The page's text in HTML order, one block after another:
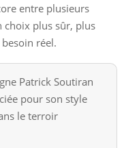
entre plusieurs
choix plus sûr, plus
réel.
Patrick Soutiran
pour son style
le terroir